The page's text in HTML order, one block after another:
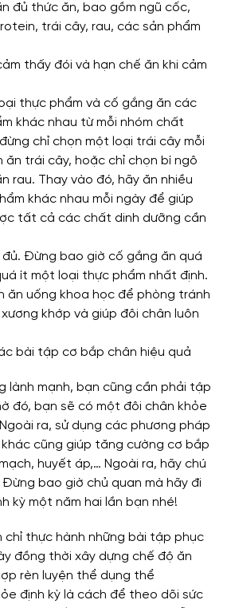
đủ thức ăn, bao gồm ngũ cốc,
trái cây, rau, các sản phẩm
thấy đói và hạn chế ăn khi cảm
thực phẩm và cố gắng ăn các
khác nhau từ mỗi nhóm chất
chỉ chọn một loại trái cây mỗi
ăn trái cây, hoặc chỉ chọn bí ngô
rau. Thay vào đó, hãy ăn nhiều
khác nhau mỗi ngày để giúp
tất cả các chất dinh dưỡng cần
đủ. Đừng bao giờ cố gắng ăn quá
ít một loại thực phẩm nhất định.
ăn uống khoa học để phòng tránh
khớp và giúp đôi chân luôn
bài tập cơ bắp chân hiệu quả
lành mạnh, bạn cũng cần phải tập
đó, bạn sẽ có một đôi chân khỏe
ra, sử dụng các phương pháp
cũng giúp tăng cường cơ bắp
huyết áp,… Ngoài ra, hãy chú
Đừng bao giờ chủ quan mà hãy đi
kỳ một năm hai lần bạn nhé!
chỉ thực hành những bài tập phục
đồng thời xây dựng chế độ ăn
rèn luyện thể dụng thể
định kỳ là cách để theo dõi sức